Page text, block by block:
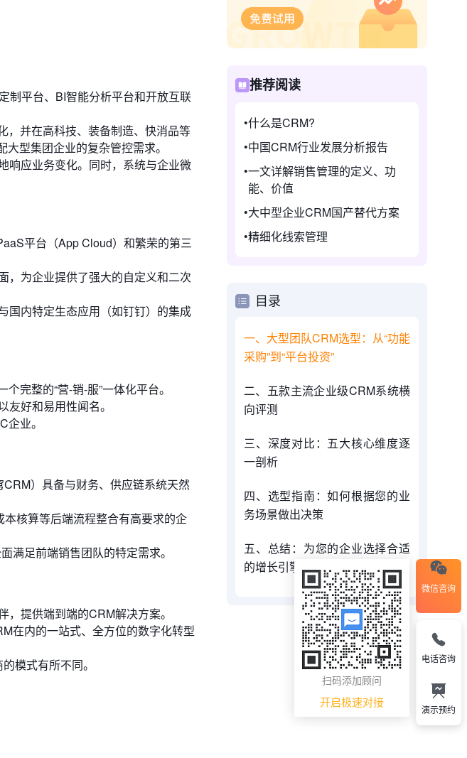
制平台、BI智能分析平台和开放互联
，并在高科技、装备制造、快消品等
型集团企业的复杂管控需求。
响应业务变化。同时，系统与企业微
平台（App Cloud）和繁荣的第三
，为企业提供了强大的自定义和二次
国内特定生态应用（如钉钉）的集成
完整的“营-销-服”一体化平台。
好和易用性闻名。
业。
）具备与财务、供应链系统天然
本核算等后端流程整合有高要求的企
满足前端销售团队的特定需求。
提供端到端的CRM解决方案。
在内的一站式、全方位的数字化转型
模式有所不同。
推荐阅读
什么是CRM?
中国CRM行业发展分析报告
一文详解销售管理的定义、功
能、价值
大中型企业CRM国产替代方案
精细化线索管理
目录
一、大型团队CRM选型：从“功能
采购”到“平台投资”
二、五款主流企业级CRM系统横
向评测
三、深度对比：五大核心维度逐
一剖析
四、选型指南：如何根据您的业
务场景做出决策
五、总结：为您的企业选择合适
的增长引擎
微信咨询
扫码添加顾问
开启极速对接
电话咨询
演示预约